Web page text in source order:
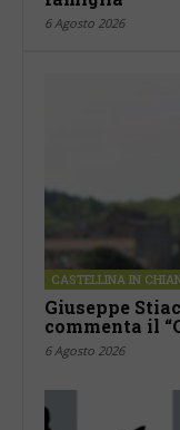
6 Agosto 2026
CASTELLINA IN
Giuseppe
commenta il
6 Agosto 2026